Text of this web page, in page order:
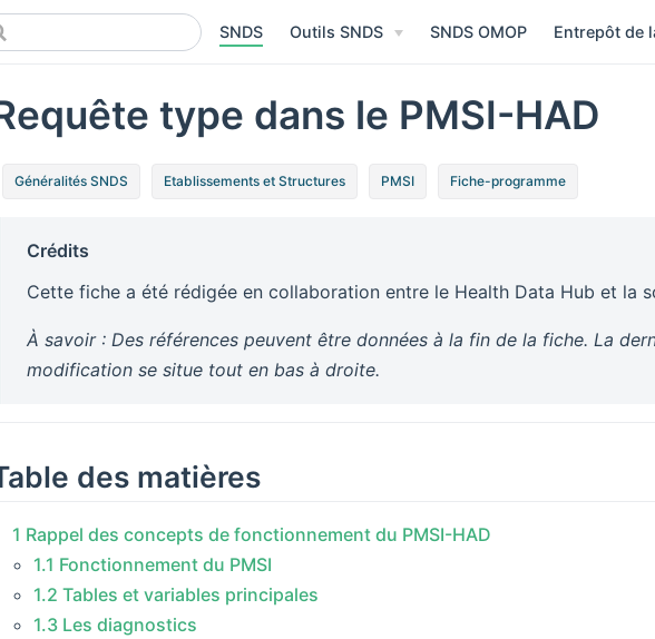
SNDS Outils SNDS SNDS OMOP Entrepôt de
type dans le PMSI-HAD
Généralités SNDS Etablissements et Structures PMSI Fiche-programme
Crédits
Cette fiche a été rédigée en collaboration entre le Health Data Hub et la
À savoir : Des références peuvent être données à la fin de la fiche. La
modification se situe tout en bas à droite.
des matières
1 Rappel des concepts de fonctionnement du PMSI-HAD
1.1 Fonctionnement du PMSI
1.2 Tables et variables principales
1.3 Les diagnostics